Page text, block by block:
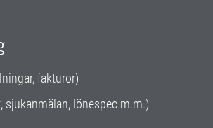
fakturor)
sjukanmälan, lönespec m.m.)